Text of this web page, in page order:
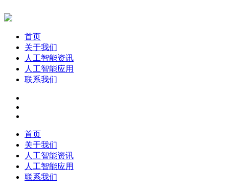
首页
关于我们
人工智能资讯
人工智能应用
联系我们
首页
关于我们
人工智能资讯
人工智能应用
联系我们